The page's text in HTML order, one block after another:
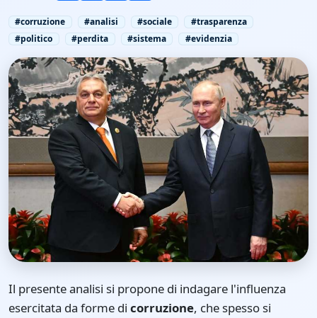
#corruzione #analisi #sociale
#trasparenza
#politico
#perdita #sistema #evidenzia
Il presente analisi si propone di indagare l'influenza
esercitata da forme di corruzione, che spesso si